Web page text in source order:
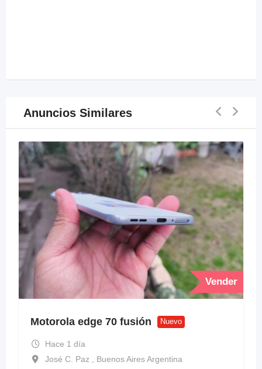
Anuncios Similares
Vender
Motorola edge 70 fusión Nuevo
Hace 1 día
José C. Paz , Buenos Aires Argentina